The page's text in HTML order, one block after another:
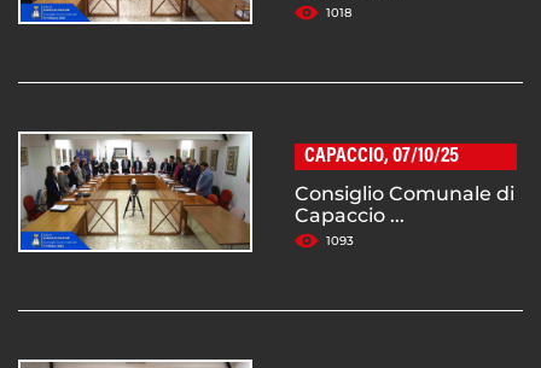
1018
CAPACCIO, 07/10/25
Consiglio Comunale di
Capaccio ...
1093